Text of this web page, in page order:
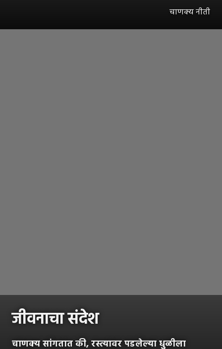
चाणक्य नीती
जीवनाचा संदेश
चाणक्य सांगतात की, रस्त्यावर पडलेल्या धुळीला